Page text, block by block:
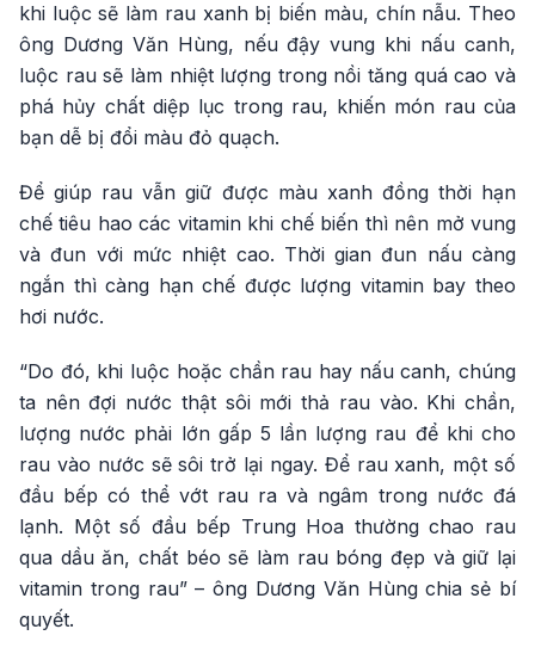
khi luộc sẽ làm rau xanh bị biến màu, chín nẫu. Theo
ông Dương Văn Hùng, nếu đậy vung khi nấu canh,
luộc rau sẽ làm nhiệt lượng trong nồi tăng quá cao và
phá hủy chất diệp lục trong rau, khiến món rau của
bạn dễ bị đổi màu đỏ quạch.
Để giúp rau vẫn giữ được màu xanh đồng thời hạn
chế tiêu hao các vitamin khi chế biến thì nên mở vung
và đun với mức nhiệt cao. Thời gian đun nấu càng
ngắn thì càng hạn chế được lượng vitamin bay theo
hơi nước.
“Do đó, khi luộc hoặc chần rau hay nấu canh, chúng
ta nên đợi nước thật sôi mới thả rau vào. Khi chần,
lượng nước phải lớn gấp 5 lần lượng rau để khi cho
rau vào nước sẽ sôi trở lại ngay. Để rau xanh, một số
đầu bếp có thể vớt rau ra và ngâm trong nước đá
lạnh. Một số đầu bếp Trung Hoa thường chao rau
qua dầu ăn, chất béo sẽ làm rau bóng đẹp và giữ lại
vitamin trong rau” – ông Dương Văn Hùng chia sẻ bí
quyết.